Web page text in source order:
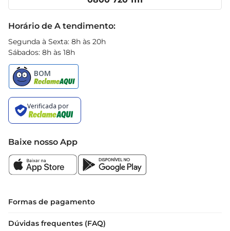
um lanche saborosode acordo com sua
preferência. Experimente acompanhála com
molhos variados, como ketchup, maionese ou
um molho picante, para realçar ainda mais o
sabor.
Informações técnicas e recomendações
A embalagem contém 600g de coxinhas, ideal
para compartilhar em família ou com amigos.
Para um melhor aproveitamento do produto,
recomendase seguir as instruções de preparo na
embalagem. A Coxinha Asa Seara IQF é uma
excelente opção para quem busca praticidade
mais agradáveis e saborosas.
Horário de A tendimento:
Segunda à Sexta: 8h às 20h
Sábados: 8h às 18h
Baixe nosso App
Formas de pagamento
Dúvidas frequentes (FAQ)